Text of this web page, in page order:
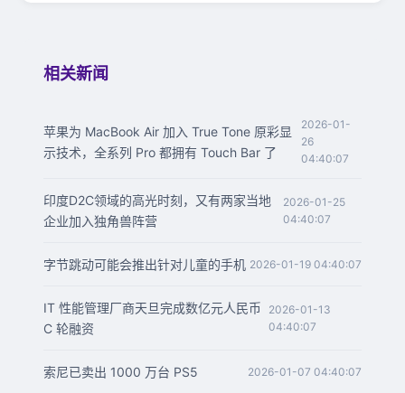
相关新闻
苹果为 MacBook Air 加入 True Tone 原彩显
示技术，全系列 Pro 都拥有 Touch Bar 了
2026-01-
26
04:40:07
印度D2C领域的高光时刻，又有两家当地
企业加入独角兽阵营
2026-01-25
04:40:07
字节跳动可能会推出针对儿童的手机 2026-01-19 04:40:07
IT 性能管理厂商天旦完成数亿元人民币
C 轮融资
2026-01-13
04:40:07
索尼已卖出 1000 万台 PS5 2026-01-07 04:40:07